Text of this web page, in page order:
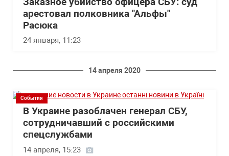
арестовал полковника "Альфы"
Расюка
24 января, 11:23
14 апреля 2020
События
В Украине разоблачен генерал СБУ,
сотрудничавший с российскими
спецслужбами
14 апреля, 15:23